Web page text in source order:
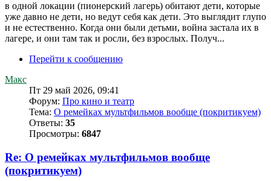
в одной локации (пионерский лагерь) обитают дети, которые
уже давно не дети, но ведут себя как дети. Это выглядит глупо
и не естественно. Когда они были детьми, война застала их в
лагере, и они там так и росли, без взрослых. Получ...
Перейти к сообщению
Макс
Пт 29 май 2026, 09:41
Форум: Про кино и театр
Тема: О ремейках мультфильмов вообще (покритикуем)
Ответы: 35
Просмотры: 6847
Re: О ремейках мультфильмов вообще
(покритикуем)